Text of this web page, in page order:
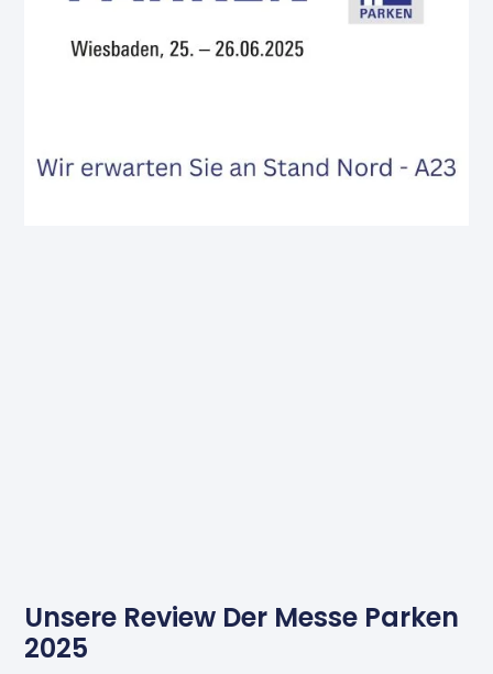
Unsere Review Der Messe Parken
2025